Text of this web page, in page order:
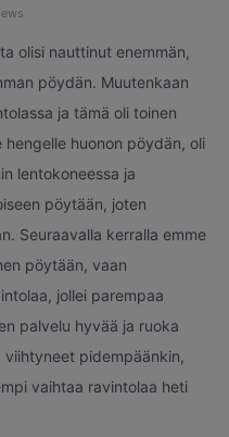
olisi nauttinut enemmän,
pöydän. Muutenkaan
ja tämä oli toinen
huonon pöydän, oli
lentokoneessa ja
pöytään, joten
Seuraavalla kerralla emme
pöytään, vaan
jollei parempaa
palvelu hyvää ja ruoka
viihtyneet pidempäänkin,
vaihtaa ravintolaa heti